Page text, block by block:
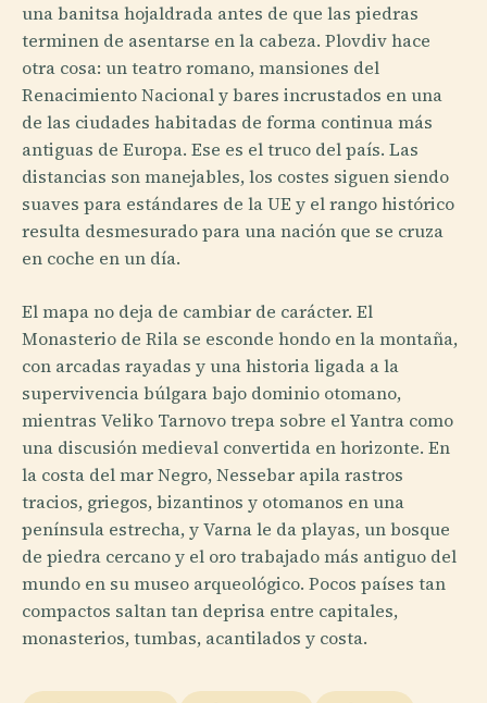
una banitsa hojaldrada antes de que las piedras
terminen de asentarse en la cabeza. Plovdiv hace
otra cosa: un teatro romano, mansiones del
Renacimiento Nacional y bares incrustados en una
de las ciudades habitadas de forma continua más
antiguas de Europa. Ese es el truco del país. Las
distancias son manejables, los costes siguen siendo
suaves para estándares de la UE y el rango histórico
resulta desmesurado para una nación que se cruza
en coche en un día.
El mapa no deja de cambiar de carácter. El
Monasterio de Rila se esconde hondo en la montaña,
con arcadas rayadas y una historia ligada a la
supervivencia búlgara bajo dominio otomano,
mientras Veliko Tarnovo trepa sobre el Yantra como
una discusión medieval convertida en horizonte. En
la costa del mar Negro, Nessebar apila rastros
tracios, griegos, bizantinos y otomanos en una
península estrecha, y Varna le da playas, un bosque
de piedra cercano y el oro trabajado más antiguo del
mundo en su museo arqueológico. Pocos países tan
compactos saltan tan deprisa entre capitales,
monasterios, tumbas, acantilados y costa.